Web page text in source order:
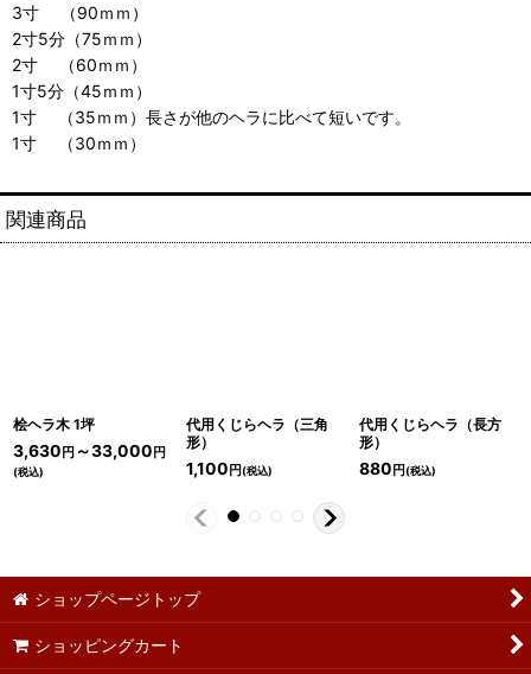
3寸 （90ｍｍ）
2寸5分（75ｍｍ）
2寸 （60ｍｍ）
1寸5分（45ｍｍ）
1寸 （35ｍｍ）長さが他のヘラに比べて短いです。
1寸 （30ｍｍ）
関連商品
桧ヘラ木 1坪
3,630 円 ～33,000 円
(税込)
代用くじらヘラ（三角
形）
1,100 円(税込)
代用くじらヘラ（長方
形）
880 円(税込)
ショップページトップ
ショッピングカート